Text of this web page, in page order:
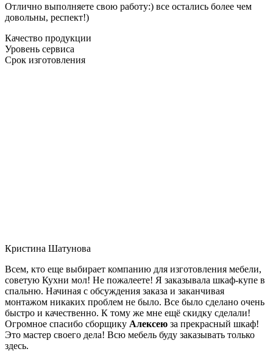
Отлично выполняете свою работу:) все остались более чем
довольны, респект!)
Качество продукции
Уровень сервиса
Срок изготовления
Кристина Шатунова
Всем, кто еще выбирает компанию для изготовления мебели,
советую Кухни мол! Не пожалеете! Я заказывала шкаф-купе в
спальню. Начиная с обсуждения заказа и заканчивая
монтажом никаких проблем не было. Все было сделано очень
быстро и качественно. К тому же мне ещё скидку сделали!
Огромное спасибо сборщику Алексею за прекрасный шкаф!
Это мастер своего дела! Всю мебель буду заказывать только
здесь.